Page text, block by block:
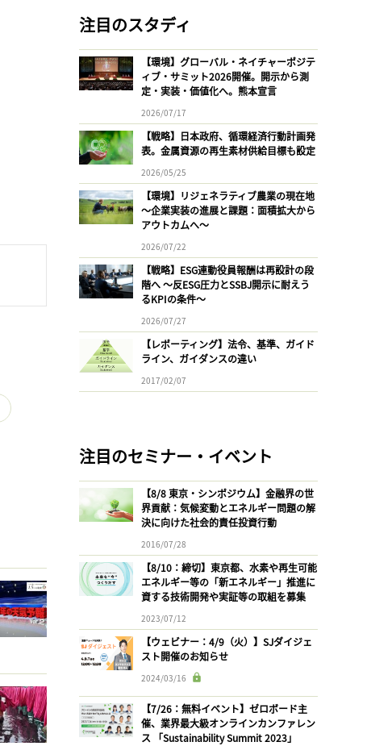
注目のスタディ
【環境】グローバル・ネイチャーポジテ
ィブ・サミット2026開催。開示から測
定・実装・価値化へ。熊本宣言
2026/07/17
【戦略】日本政府、循環経済行動計画発
表。金属資源の再生素材供給目標も設定
2026/05/25
【環境】リジェネラティブ農業の現在地
〜企業実装の進展と課題：面積拡大から
アウトカムへ〜
2026/07/22
【戦略】ESG連動役員報酬は再設計の段
階へ 〜反ESG圧力とSSBJ開示に耐えう
るKPIの条件〜
2026/07/27
【レポーティング】法令、基準、ガイド
ライン、ガイダンスの違い
2017/02/07
注目のセミナー・イベント
【8/8 東京・シンポジウム】金融界の世
界貢献：気候変動とエネルギー問題の解
決に向けた社会的責任投資行動
2016/07/28
【8/10：締切】東京都、水素や再生可能
エネルギー等の「新エネルギー」推進に
資する技術開発や実証等の取組を募集
2023/07/12
【ウェビナー：4/9（火）】SJダイジェ
スト開催のお知らせ
2024/03/16
【7/26：無料イベント】ゼロボード主
催、業界最大級オンラインカンファレン
ス 「Sustainability Summit 2023」